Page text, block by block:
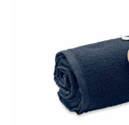
Business trolleys
Documententassen
Kledingtassen
Giftcards
Wellness Giftsets